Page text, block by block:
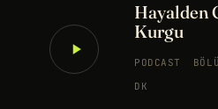
Hayalden
Kurgu
PODCAST
DK